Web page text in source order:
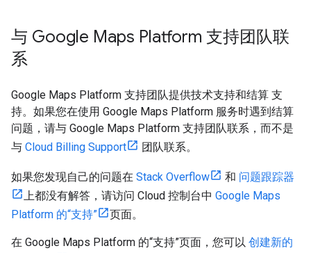
与 Google Maps Platform 支持团队联
系
Google Maps Platform 支持团队提供技术支持和结算 支
持。如果您在使用 Google Maps Platform 服务时遇到结算
问题，请与 Google Maps Platform 支持团队联系，而不是
与 Cloud Billing Support 团队联系。
如果您发现自己的问题在 Stack Overflow 和 问题跟踪器
上都没有解答，请访问 Cloud 控制台中 Google Maps
Platform 的“支持”
页面。
在 Google Maps Platform 的“支持”页面，您可以 创建新的